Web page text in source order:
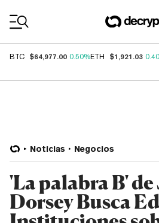
BTC $64,977.00 0.50%ETH $1,921.03
Noticias Negocios
'La palabra B' de
Dorsey Busca